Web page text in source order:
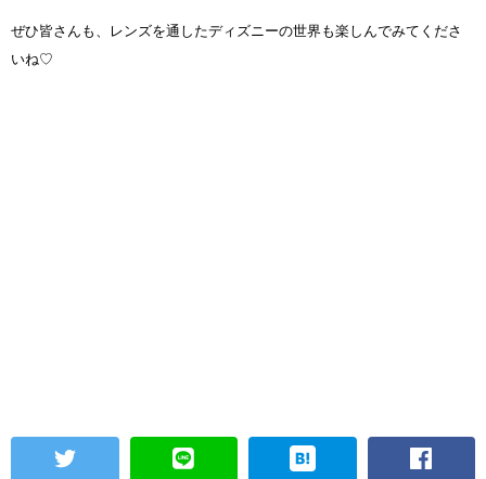
ぜひ皆さんも、レンズを通したディズニーの世界も楽しんでみてくださ
いね♡